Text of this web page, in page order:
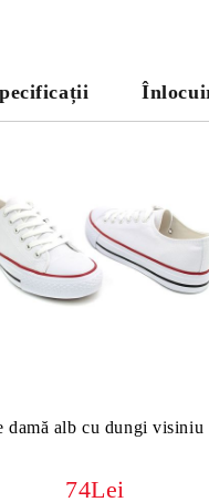
damă alb cu dungi visiniu
74Lei